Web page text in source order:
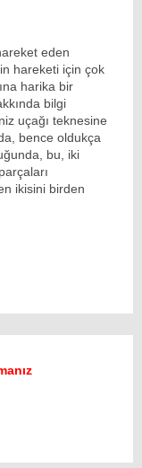
eden
hareketi için çok
harika bir
bilgi
uçağı teknesine
bence oldukça
bu, iki
ikisini birden